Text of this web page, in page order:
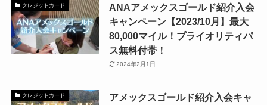
クレジットカード
ANAアメックスゴールド紹介入会
キャンペーン【2023/10月】最大
80,000マイル！プライオリティパ
ス無料付帯！
2024年2月1日
クレジットカード
アメックスゴールド紹介入会キャ